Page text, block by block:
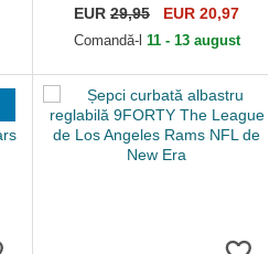
Team de Pittsburgh Steelers
NFL de New Era
EUR 29,95 EUR 20,97
Comandă-l 11 - 13 august